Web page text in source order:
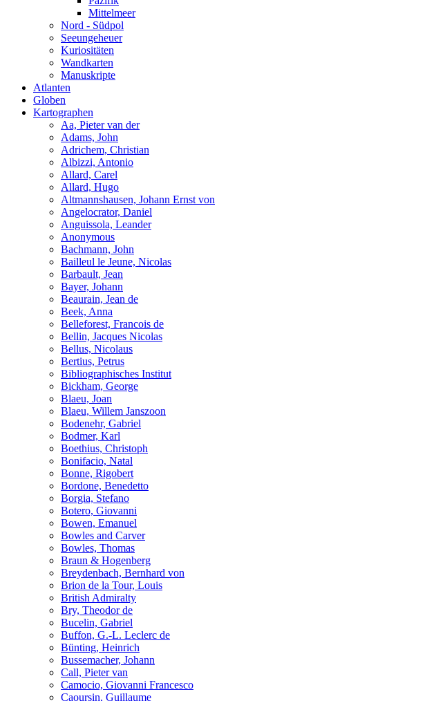
Mittelmeer
Nord - Südpol
Seeungeheuer
Kuriositäten
Wandkarten
Manuskripte
Atlanten
Globen
Kartographen
Aa, Pieter van der
Adams, John
Adrichem, Christian
Albizzi, Antonio
Allard, Carel
Allard, Hugo
Altmannshausen, Johann Ernst von
Angelocrator, Daniel
Anguissola, Leander
Anonymous
Bachmann, John
Bailleul le Jeune, Nicolas
Barbault, Jean
Bayer, Johann
Beaurain, Jean de
Beek, Anna
Belleforest, Francois de
Bellin, Jacques Nicolas
Bellus, Nicolaus
Bertius, Petrus
Bibliographisches Institut
Bickham, George
Blaeu, Joan
Blaeu, Willem Janszoon
Bodenehr, Gabriel
Bodmer, Karl
Boethius, Christoph
Bonifacio, Natal
Bonne, Rigobert
Bordone, Benedetto
Borgia, Stefano
Botero, Giovanni
Bowen, Emanuel
Bowles and Carver
Bowles, Thomas
Braun & Hogenberg
Breydenbach, Bernhard von
Brion de la Tour, Louis
British Admiralty
Bry, Theodor de
Bucelin, Gabriel
Buffon, G.-L. Leclerc de
Bünting, Heinrich
Bussemacher, Johann
Call, Pieter van
Camocio, Giovanni Francesco
Caoursin, Guillaume